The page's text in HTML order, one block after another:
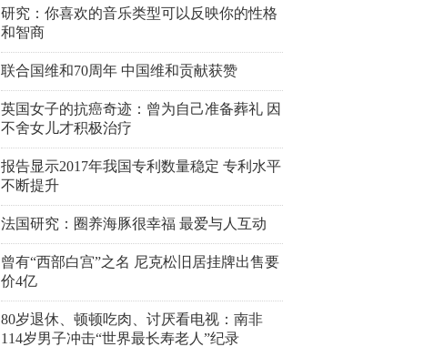
研究：你喜欢的音乐类型可以反映你的性格
和智商
联合国维和70周年 中国维和贡献获赞
英国女子的抗癌奇迹：曾为自己准备葬礼 因
不舍女儿才积极治疗
报告显示2017年我国专利数量稳定 专利水平
不断提升
法国研究：圈养海豚很幸福 最爱与人互动
曾有“西部白宫”之名 尼克松旧居挂牌出售要
价4亿
80岁退休、顿顿吃肉、讨厌看电视：南非
114岁男子冲击“世界最长寿老人”纪录